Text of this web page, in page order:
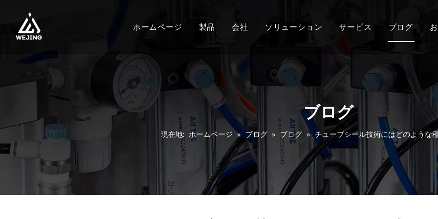
ホームページ 製品 会社 ソリューション サービス ブログ
ブログ
現在地: ホームページ » ブログ » ブログ » チューブシール技術にはどのような